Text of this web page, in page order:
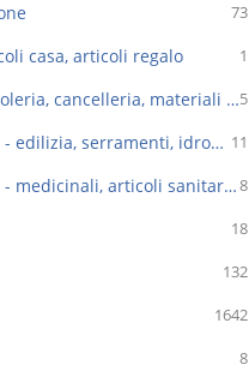
73
1
casa, articoli regalo
5
Agenti commercio - cartoleria, cancelleria, materiali ufficio
11
Agenti e rappresentanti - edilizia, serramenti, idrosanitari ed idraulica
8
Agenti e rappresentanti - medicinali, articoli sanitari, forniture ospedali
18
132
1642
8